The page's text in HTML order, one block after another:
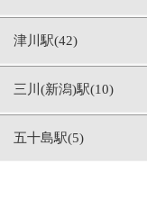
津川駅(42)
三川(新潟)駅(10)
五十島駅(5)